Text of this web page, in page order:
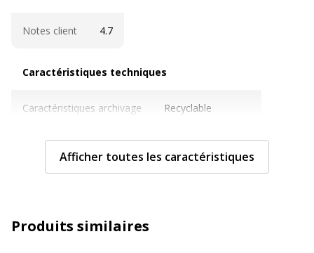
Notes client 4.7
Caractéristiques techniques
Caractéristiques archivage Recyclable
Couleur Pastel
Afficher toutes les caractéristiques
Produits similaires